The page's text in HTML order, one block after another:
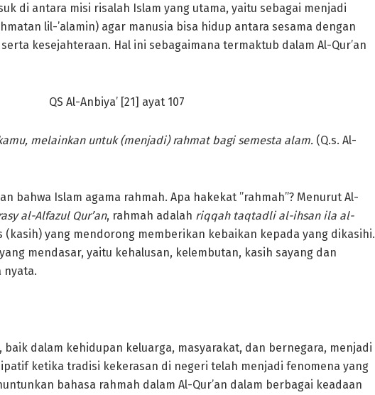
di antara misi risalah Islam yang utama, yaitu sebagai menjadi
lil-’alamin) agar manusia bisa hidup antara sesama dengan
kesejahteraan. Hal ini sebagaimana termaktub dalam Al-Qur’an
melainkan untuk (menjadi) rahmat bagi semesta alam. (Q.s. Al-
bahwa Islam agama rahmah. Apa hakekat ”rahmah”? Menurut Al-
al-Alfazul Qur’an, rahmah adalah riqqah taqtadli al-ihsan ila al-
(kasih) yang mendorong memberikan kebaikan kepada yang dikasihi.
mendasar, yaitu kehalusan, kelembutan, kasih sayang dan
nyata.
dalam kehidupan keluarga, masyarakat, dan bernegara, menjadi
ketika tradisi kekerasan di negeri telah menjadi fenomena yang
bahasa rahmah dalam Al-Qur’an dalam berbagai keadaan